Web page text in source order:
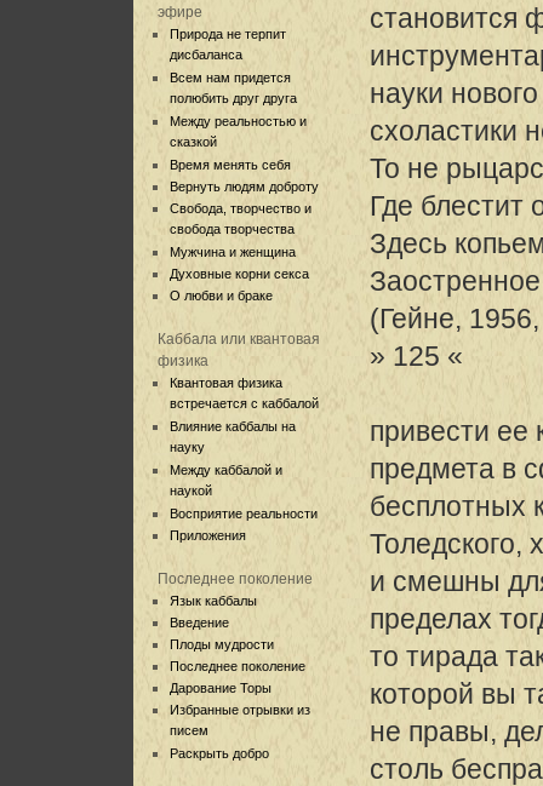
эфире
Природа не терпит
дисбаланса
Всем нам придется
полюбить друг друга
Между реальностью и
сказкой
Время менять себя
Вернуть людям доброту
Свобода, творчество и
свобода творчества
Мужчина и женщина
Духовные корни секса
О любви и браке
Каббала или квантовая
физика
Квантовая физика
встречается с каббалой
Влияние каббалы на
науку
Между каббалой и
наукой
Восприятие реальности
Приложения
Последнее поколение
Язык каббалы
Введение
Плоды мудрости
Последнее поколение
Дарование Торы
Избранные отрывки из
писем
Раскрыть добро
становится
науки
схоластики
То не
Где блестит
Здесь
(Гейне,
» 125 «
привести ее
предмета в
бесплотных
Толедского,
и смешны
пределах
то тирада
которой вы
не правы,
столь